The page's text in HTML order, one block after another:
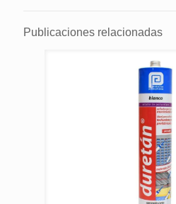
Publicaciones relacionadas